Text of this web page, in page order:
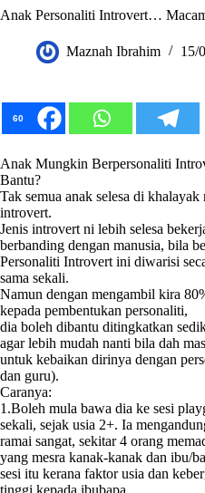
Anak Personaliti Introvert…
Maznah Ibrahim 15/
60
Anak Mungkin Berpersonaliti
Bantu?
Tak semua anak selesa di
introvert.
Jenis introvert ni lebih selesa
berbanding dengan manusia, bila
Personaliti Introvert ini diwarisi
sama sekali.
Namun dengan mengambil kira
kepada pembentukan personaliti,
dia boleh dibantu ditingkatkan
agar lebih mudah nanti bila dah
untuk kebaikan dirinya dengan
dan guru).
Caranya:
1.Boleh mula bawa dia ke sesi
sekali, sejak usia 2+. Ia
ramai sangat, sekitar 4 orang
yang mesra kanak-kanak dan ibu/
sesi itu kerana faktor usia dan